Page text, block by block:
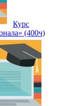
Курс
(400ч)